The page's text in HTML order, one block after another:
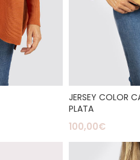
JERSEY COLOR
PLATA
100,00€
Seleccionar